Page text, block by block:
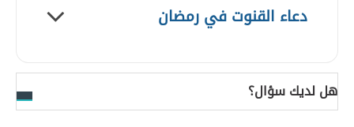
دعاء القنوت في رمضان
هل لديك سؤال؟